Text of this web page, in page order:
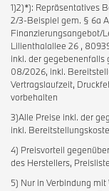
1)2)*): Repräsentatives
2/3-Beispiel gem. § 6a
Finanzierungsangebot/
Lilienthalallee 26 ,
inkl. der gegebenenfalls
08/2026, inkl.
Vertragslaufzeit,
vorbehalten
3)Alle Preise inkl. der
inkl.
4) Preisvorteil
des Herstellers,
5) Nur in Verbindung